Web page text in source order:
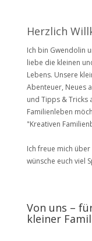
Herzlich
Ich bin Gwendolin
liebe die kleinen
Lebens. Unsere
Abenteuer, Neues
und Tipps & Tricks
Familienleben
"Kreativen
Ich freue mich
wünsche euch viel
Von uns –
kleiner